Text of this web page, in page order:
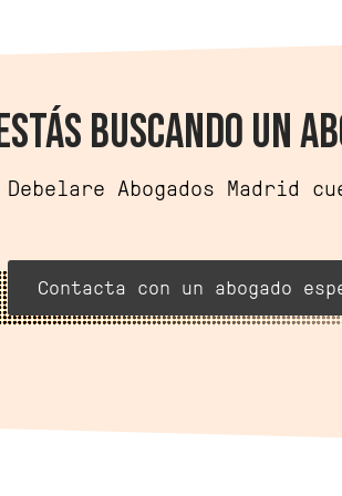
BUSCANDO UN
Debelare Abogados Madrid
Contacta con un abogado